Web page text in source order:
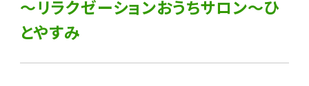
～リラクゼーションおうちサロン～ひ
とやすみ